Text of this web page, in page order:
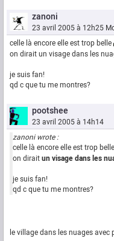
zanoni
23 avril 2005 à 12h25
celle là encore elle est trop belle
on dirait un visage dans les
je suis fan!
qd c que tu me montres?
pootshee
23 avril 2005 à 14h14
zanoni wrote :
celle là encore elle est trop belle
on diraitun visage dans les
je suis fan!
qd c que tu me montres?
le village dans les nuages avec